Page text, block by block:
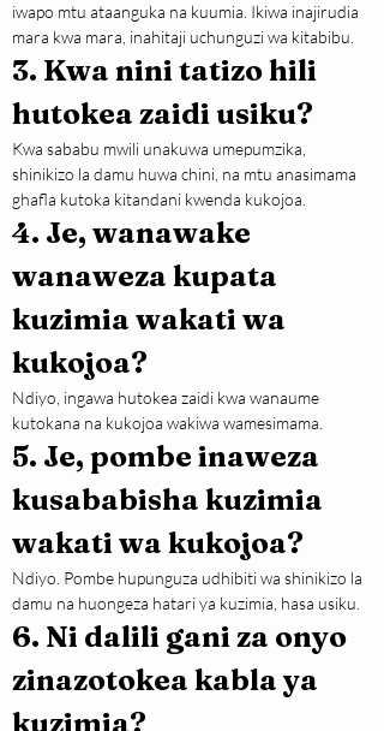
iwapo mtu ataanguka na kuumia. Ikiwa inajirudia
mara kwa mara, inahitaji uchunguzi wa kitabibu.
3. Kwa nini tatizo hili
hutokea zaidi usiku?
Kwa sababu mwili unakuwa umepumzika,
shinikizo la damu huwa chini, na mtu anasimama
ghafla kutoka kitandani kwenda kukojoa.
4. Je, wanawake
wanaweza kupata
kuzimia wakati wa
kukojoa?
Ndiyo, ingawa hutokea zaidi kwa wanaume
kutokana na kukojoa wakiwa wamesimama.
5. Je, pombe inaweza
kusababisha kuzimia
wakati wa kukojoa?
Ndiyo. Pombe hupunguza udhibiti wa shinikizo la
damu na huongeza hatari ya kuzimia, hasa usiku.
6. Ni dalili gani za onyo
zinazotokea kabla ya
kuzimia?